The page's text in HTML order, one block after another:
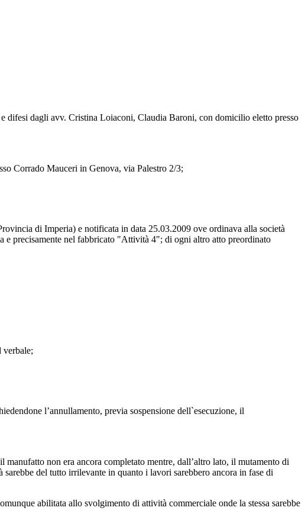
difesi dagli avv. Cristina Loiaconi, Claudia Baroni, con domicilio eletto presso
Corrado Mauceri in Genova, via Palestro 2/3;
di Imperia) e notificata in data 25.03.2009 ove ordinava alla società
e precisamente nel fabbricato "Attività 4"; di ogni altro atto preordinato
verbale;
l’annullamento, previa sospensione dell`esecuzione, il
non era ancora completato mentre, dall’altro lato, il mutamento di
del tutto irrilevante in quanto i lavori sarebbero ancora in fase di
abilitata allo svolgimento di attività commerciale onde la stessa sarebbe